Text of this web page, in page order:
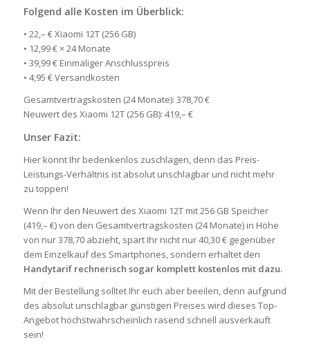
Folgend alle Kosten im Überblick:
• 22,– € Xiaomi 12T (256 GB)
• 12,99 € × 24 Monate
• 39,99 € Einmaliger Anschlusspreis
• 4,95 € Versandkosten
Gesamtvertragskosten (24 Monate): 378,70 €
Neuwert des Xiaomi 12T (256 GB): 419,– €
Unser Fazit:
Hier könnt Ihr bedenkenlos zuschlagen, denn das Preis-
Leistungs-Verhältnis ist absolut unschlagbar und nicht mehr
zu toppen!
Wenn Ihr den Neuwert des Xiaomi 12T mit 256 GB Speicher
(419,– €) von den Gesamtvertragskosten (24 Monate) in Höhe
von nur 378,70 abzieht, spart Ihr nicht nur 40,30 € gegenüber
dem Einzelkauf des Smartphones, sondern erhaltet den
Handytarif rechnerisch sogar komplett kostenlos mit dazu.
Mit der Bestellung solltet Ihr euch aber beeilen, denn aufgrund
des absolut unschlagbar günstigen Preises wird dieses Top-
Angebot höchstwahrscheinlich rasend schnell ausverkauft
sein!